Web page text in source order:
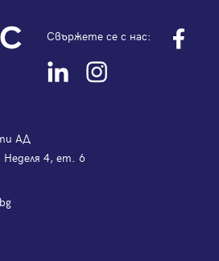
Свържете се с нас:
АД
4, ет. 6